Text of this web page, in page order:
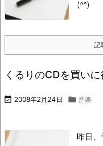
(^^)
記
くるりのCDを買いに
 2008年2月24日  音楽
昨日